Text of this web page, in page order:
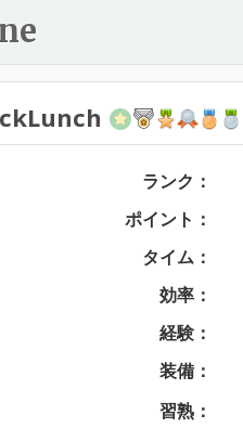
ランク：
ポイント：
タイム：
効率：
経験：
装備：
習熟：